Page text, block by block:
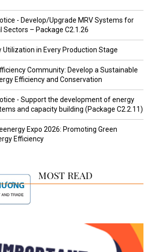
- Develop/Upgrade MRV Systems for
Sectors – Package C2.1.26
Utilization in Every Production Stage
Community: Develop a Sustainable
Efficiency and Conservation
- Support the development of energy
and capacity building (Package C2.2.11)
Expo 2026: Promoting Green
Efficiency
MOST READ